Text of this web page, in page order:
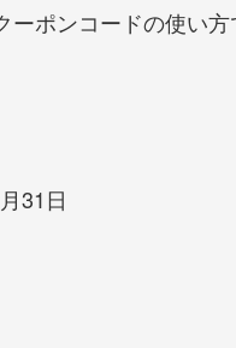
ポンコードの使い方
31日